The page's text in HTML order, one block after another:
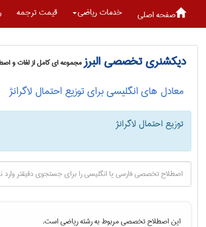
صفحه اصلی خدمات رياضی قیمت ترجمه
دیکشنری تخصصی البرزمجموعه ای کامل از لغات و
معادل های انگلیسی برای توزیع احتمال لاگرانژ
توزیع احتمال لاگرانژ
این اصطلاح تخصصی مربوط به رشتهرياضیاست.